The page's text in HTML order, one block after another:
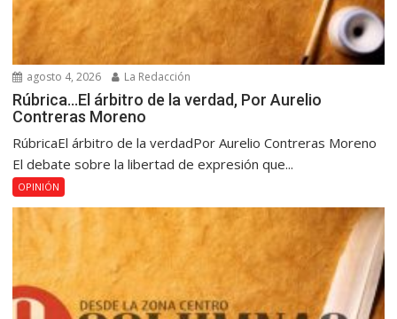
agosto 4, 2026 La Redacción
Rúbrica…El árbitro de la verdad, Por Aurelio
Contreras Moreno
RúbricaEl árbitro de la verdadPor Aurelio Contreras Moreno
El debate sobre la libertad de expresión que...
OPINIÓN